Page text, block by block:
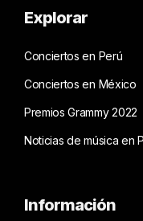
Explorar
Conciertos en Perú
Conciertos en México
Premios Grammy 2022
Noticias de música en
Información